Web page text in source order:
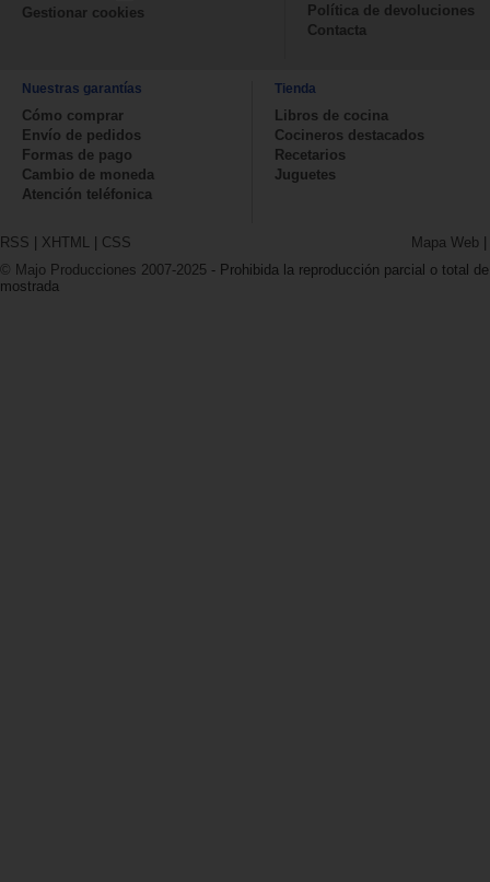
Gestionar cookies
Política de devoluciones
Contacta
Nuestras garantías
Cómo comprar
Envío de pedidos
Formas de pago
Cambio de moneda
Atención teléfonica
Tienda
Libros de cocina
Cocineros destacados
Recetarios
Juguetes
RSS | XHTML | CSS Mapa Web |
© Majo Producciones 2007-2025 - Prohibida la reproducción parcial o total
mostrada